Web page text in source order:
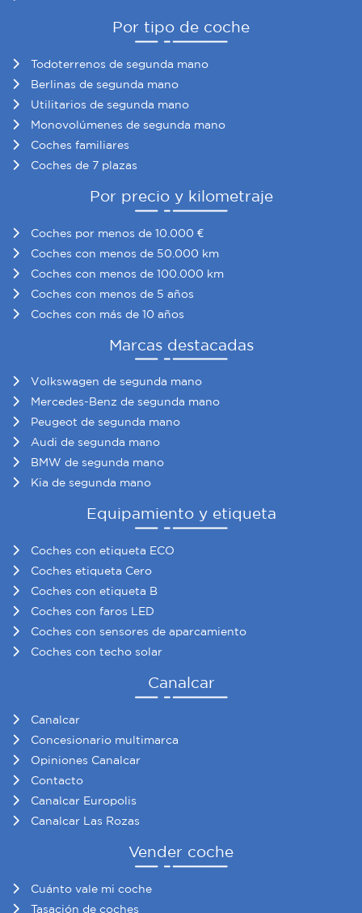
Por tipo de coche
Todoterrenos de segunda mano
Berlinas de segunda mano
Utilitarios de segunda mano
Monovolúmenes de segunda mano
Coches familiares
Coches de 7 plazas
Por precio y kilometraje
Coches por menos de 10.000 €
Coches con menos de 50.000 km
Coches con menos de 100.000 km
Coches con menos de 5 años
Coches con más de 10 años
Marcas destacadas
Volkswagen de segunda mano
Mercedes-Benz de segunda mano
Peugeot de segunda mano
Audi de segunda mano
BMW de segunda mano
Kia de segunda mano
Equipamiento y etiqueta
Coches con etiqueta ECO
Coches etiqueta Cero
Coches con etiqueta B
Coches con faros LED
Coches con sensores de aparcamiento
Coches con techo solar
Canalcar
Canalcar
Concesionario multimarca
Opiniones Canalcar
Contacto
Canalcar Europolis
Canalcar Las Rozas
Vender coche
Cuánto vale mi coche
Tasación de coches